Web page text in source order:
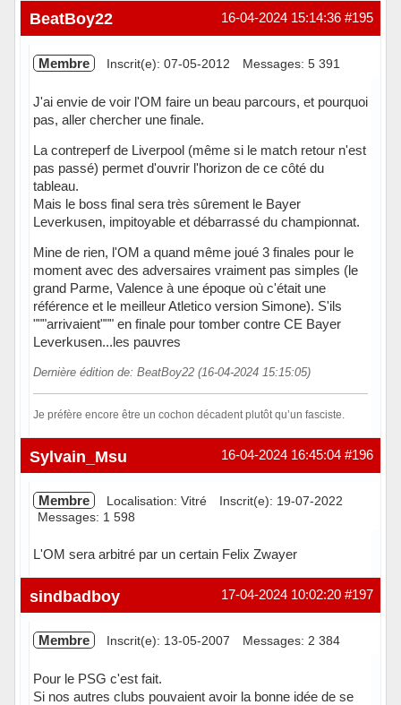
#195
16-04-2024 15:14:36
BeatBoy22
Membre Inscrit(e): 07-05-2012 Messages: 5 391
J'ai envie de voir l'OM faire un beau parcours, et pourquoi
pas, aller chercher une finale.
La contreperf de Liverpool (même si le match retour n'est
pas passé) permet d'ouvrir l'horizon de ce côté du
tableau.
Mais le boss final sera très sûrement le Bayer
Leverkusen, impitoyable et débarrassé du championnat.
Mine de rien, l'OM a quand même joué 3 finales pour le
moment avec des adversaires vraiment pas simples (le
grand Parme, Valence à une époque où c'était une
référence et le meilleur Atletico version Simone). S'ils
"""arrivaient""" en finale pour tomber contre CE Bayer
Leverkusen...les pauvres
Dernière édition de: BeatBoy22 (16-04-2024 15:15:05)
Je préfère encore être un cochon décadent plutôt qu’un fasciste.
Hors ligne #196
16-04-2024 16:45:04
Sylvain_Msu
Membre Localisation: Vitré
Inscrit(e): 19-07-2022
Messages: 1 598
L'OM sera arbitré par un certain Felix Zwayer
Hors ligne #197
17-04-2024 10:02:20
sindbadboy
Membre Inscrit(e): 13-05-2007 Messages: 2 384
Pour le PSG c'est fait.
Si nos autres clubs pouvaient avoir la bonne idée de se